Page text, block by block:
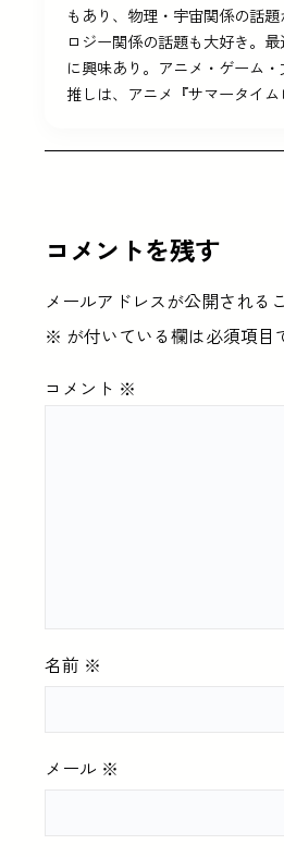
もあり、物理・宇宙関係の話
ロジー関係の話題も大好き。
に興味あり。アニメ・ゲーム
推しは、アニメ『サマータイム
コメントを残す
メールアドレスが公開される
※ が付いている欄は必須項目
コメント ※
名前 ※
メール ※